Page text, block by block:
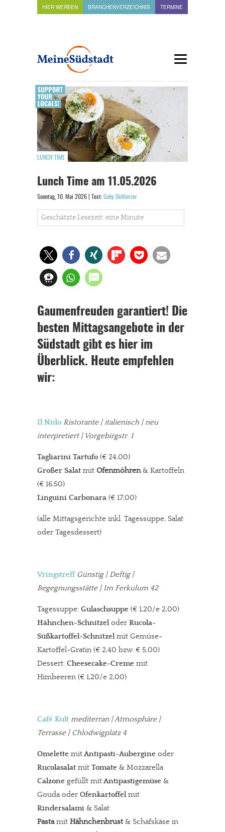
HIER WERBEN BRANCHENVERZEICHNIS TERMINE
LUNCH TIME
Lunch Time am 11.05.2026
Sonntag, 10. Mai 2026 | Text: Gaby DeMuirier
Geschätzte Lesezeit: eine Minute
Gaumenfreuden garantiert! Die
besten Mittagsangebote in der
Südstadt gibt es hier im
Überblick. Heute empfehlen
wir:
Il Nido Ristorante| italienisch | neu
interpretiert | Vorgebirgstr. 1
Tagliarini Tartufo (€ 24,00)
Großer Salat mit Ofenmöhren& Kartoffeln
(€ 16,50)
Linguini Carbonara (€ 17,00)
(alle Mittagsgerichte inkl. Tagessuppe, Salat
oder Tagesdessert)
Vringstreff Günstig | Deftig |
Begegnungsstätte | Im Ferkulum 42
Tagessuppe: Gulaschsuppe (€ 1,20/e 2,00)
Hähnchen-Schnitzeloder Rucola-
Süßkartoffel-Schnitzelmit Gemüse-
Kartoffel-Gratin (€ 2,40 bzw. € 5,00)
Dessert: Cheesecake-Creme mit
Himbeeren (€ 1,20/e 2,00)
Café Kult mediterran | Atmosphäre |
Terrasse | Chlodwigplatz 4
Omelette mitAntipasti-Aubergine oder
Rucolasalat mit Tomate & Mozzarella
Calzone gefüllt mitAntipastigemüse &
Gouda oder Ofenkartoffelmit
Rindersalami & Salat
Pastamit Hähnchenbrust & Schafskäse in